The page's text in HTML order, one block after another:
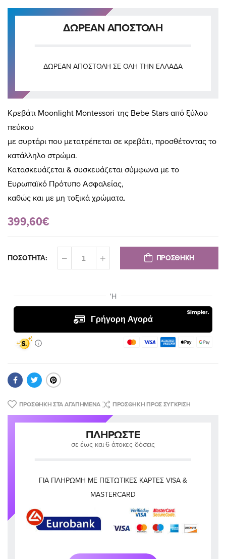
ΔΩΡΕΑΝ ΑΠΟΣΤΟΛΗ
ΔΩΡΕΆΝ ΑΠΟΣΤΟΛΉ ΣΕ ΌΛΗ ΤΗΝ ΕΛΛΆΔΑ
Κρεβάτι Moonlight Montessori της Bebe Stars από ξύλου
πεύκου
με συρτάρι που μετατρέπεται σε κρεβάτι, προσθέτοντας το
κατάλληλο στρώμα.
Κατασκευάζεται & συσκευάζεται σύμφωνα με το
Ευρωπαϊκό Πρότυπο Ασφαλείας,
καθώς και με μη τοξικά χρώματα.
399,60€
ΠΟΣΟΤΗΤΑ: ΠΡΟΣΘΗΚΗ
ΠΡΟΣΘΉΚΗ ΣΤΑ ΑΓΑΠΗΜΈΝΑ ΠΡΟΣΘΉΚΗ ΠΡΟΣ ΣΎΓΚΡΙΣΗ
ΠΛΗΡΏΣΤΕ
σε έως και 6 άτοκες δόσεις
ΓΙΑ ΠΛΗΡΩΜΉ ΜΕ ΠΙΣΤΩΤΙΚΈΣ ΚΆΡΤΕΣ VISA &
MASTERCARD